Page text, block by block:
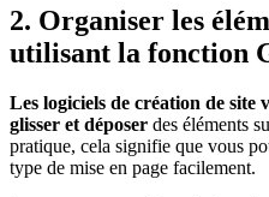
2. Organiser les
utilisant la fonction
Les logiciels de création de site
glisser et déposer des éléments
pratique, cela signifie que vous
type de mise en page facilement.